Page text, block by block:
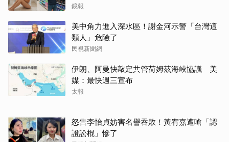
鏡報
美中角力進入深水區！謝金河示警「台灣這
類人」危險了
民視新聞網
伊朗、阿曼快敲定共管荷姆茲海峽協議 美
媒：最快週三宣布
太報
怒告李怡貞妨害名譽吞敗！黃宥嘉遭嗆「認
證訟棍」慘了